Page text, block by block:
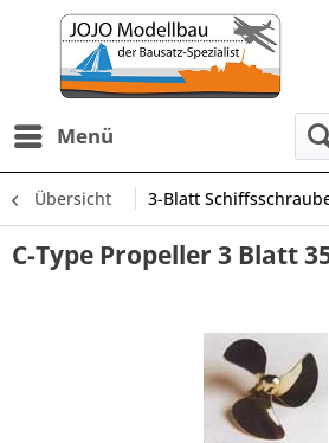
Menü
Übersicht 3-Blatt
C-Type Propeller 3 Blatt